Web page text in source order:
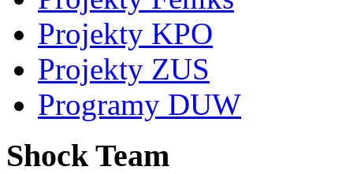
Projekty KPO
Projekty ZUS
Programy DUW
Shock Team